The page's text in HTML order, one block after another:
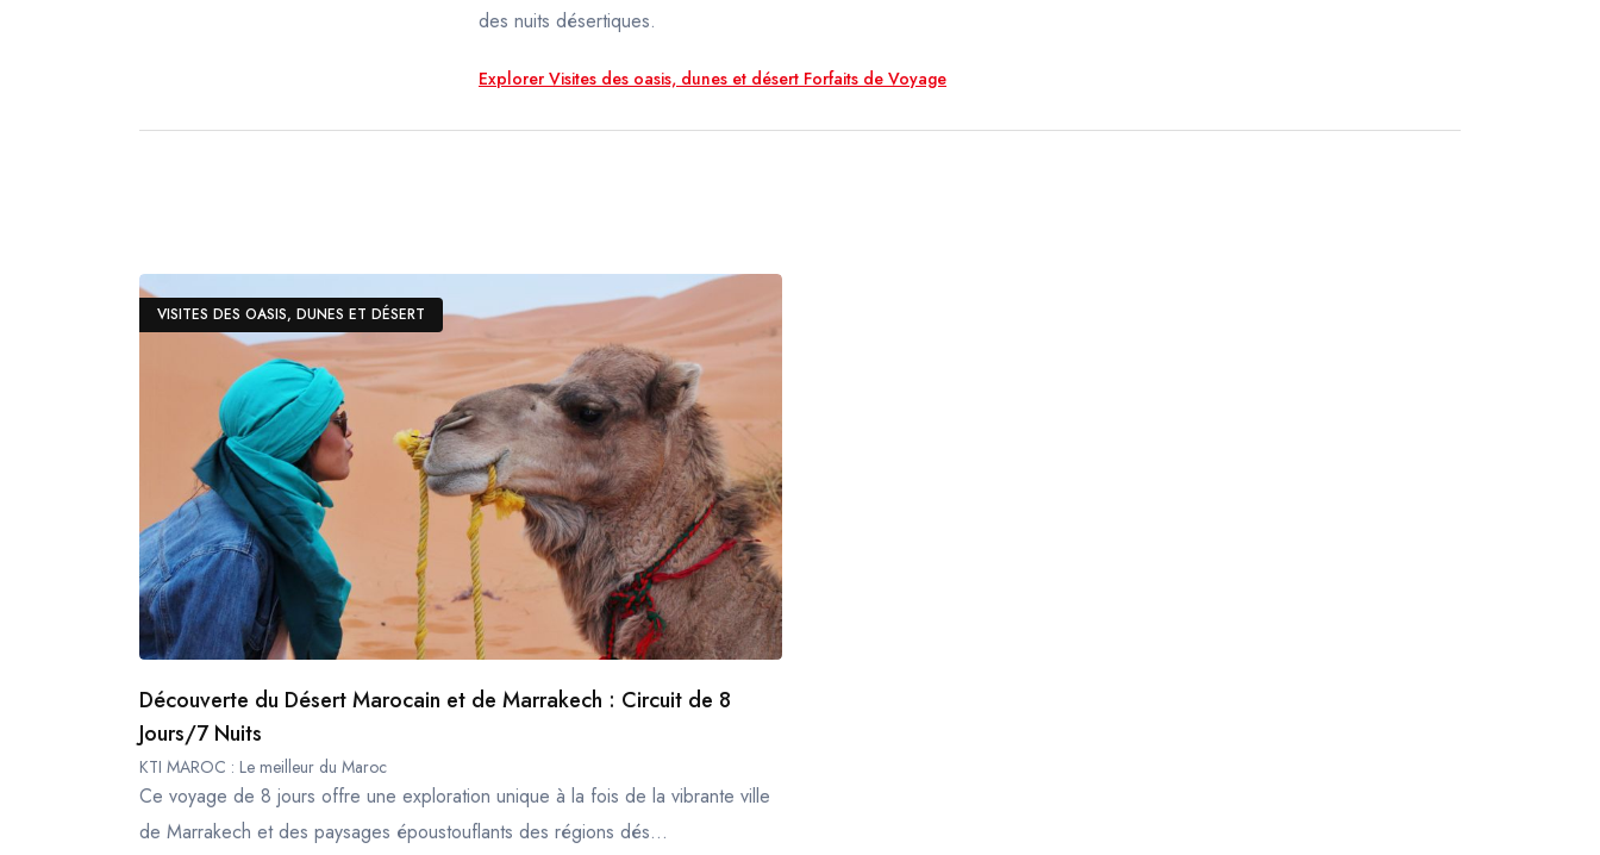
des nuits désertiques.
Explorer Visites des oasis, dunes et désert Forfaits de Voyage
VISITES DES OASIS, DUNES ET DÉSERT
Découverte du Désert Marocain et de Marrakech : Circuit de 8
Jours/7 Nuits
KTI MAROC : Le meilleur du Maroc
Ce voyage de 8 jours offre une exploration unique à la fois de la vibrante ville
de Marrakech et des paysages époustouflants des régions dés...